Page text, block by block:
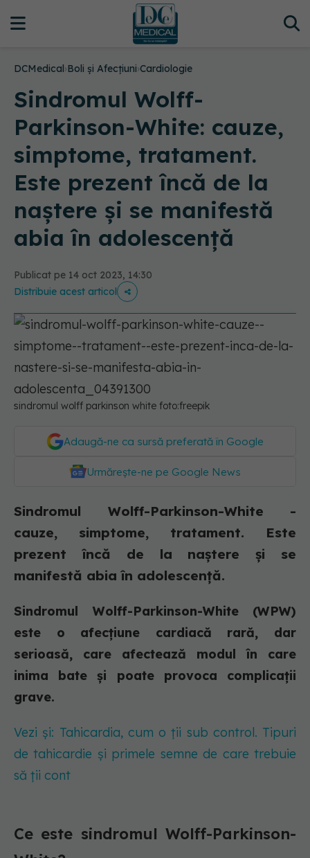
DCMedical›Boli și Afecțiuni›Cardiologie
Sindromul Wolff-
Parkinson-White: cauze,
simptome, tratament.
Este prezent încă de la
naștere și se manifestă
abia în adolescență
Publicat pe 14 oct 2023, 14:30
Distribuie acest articol
sindromul wolff parkinson white foto:freepik
Adaugă-ne ca sursă preferată în Google
Urmărește-ne pe Google News
Sindromul Wolff-Parkinson-White -
cauze, simptome, tratament. Este
prezent încă de la naștere și se
manifestă abia în adolescență.
Sindromul Wolff-Parkinson-White (WPW)
este o afecțiune cardiacă rară, dar
serioasă, care afectează modul în care
inima bate și poate provoca complicații
grave.
Vezi și: Tahicardia, cum o ții sub control. Tipuri
de tahicardie și primele semne de care trebuie
să ții cont
Ce este sindromul Wolff-Parkinson-